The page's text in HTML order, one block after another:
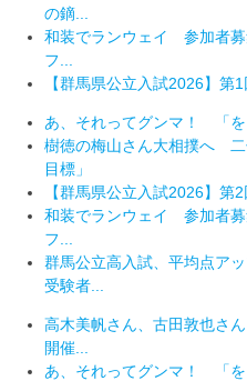
の鏑...
和装でランウェイ 参加者
フ...
【群馬県公立入試2026】
あ、それってグンマ！ 「
樹徳の梅山さん大相撲へ
目標」
【群馬県公立入試2026】
和装でランウェイ 参加者
フ...
群馬公立高入試、平均点ア
受験者...
高木美帆さん、古田敦也さ
開催...
あ、それってグンマ！ 「